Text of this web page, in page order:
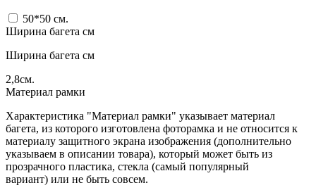
50*50 см.
Ширина багета см
Ширина багета см
2,8см.
Материал рамки
Характеристика "Материал рамки" указывает материал
багета, из которого изготовлена фоторамка и не относится к
материалу защитного экрана изображения (дополнительно
указываем в описании товара), который может быть из
прозрачного пластика, стекла (самый популярный
вариант) или не быть совсем.